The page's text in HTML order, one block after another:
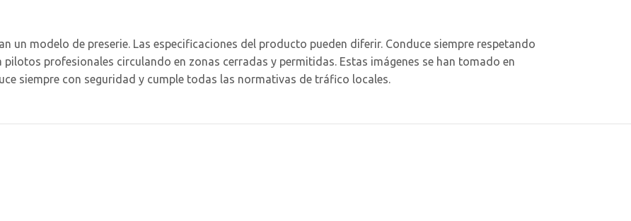
un modelo de preserie. Las especificaciones del producto pueden diferir. Conduce siempre respetando
profesionales circulando en zonas cerradas y permitidas. Estas imágenes se han tomado en
siempre con seguridad y cumple todas las normativas de tráfico locales.